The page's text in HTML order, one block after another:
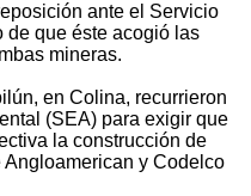
ante el Servicio
de que éste acogió las
mineras.
en Colina, recurrieron
(SEA) para exigir que
la construcción de
y Codelco